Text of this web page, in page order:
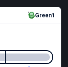
Green1